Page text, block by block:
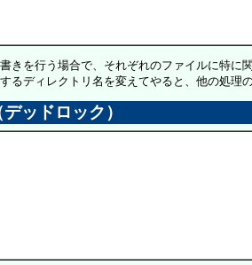
を行う場合で、それぞれのファイルに特に
ディレクトリ名を変えてやると、他の処理
ッドロック）